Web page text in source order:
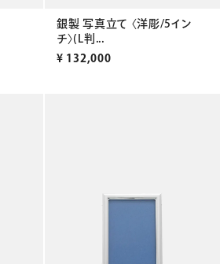
銀製 写真立て 〈洋彫/5イン
チ〉(L判...
¥ 132,000